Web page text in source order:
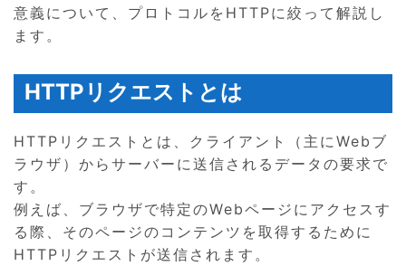
意義について、プロトコルをHTTPに絞って解説し
ます。
HTTPリクエストとは
HTTPリクエストとは、クライアント（主にWebブ
ラウザ）からサーバーに送信されるデータの要求で
す。
例えば、ブラウザで特定のWebページにアクセスす
る際、そのページのコンテンツを取得するために
HTTPリクエストが送信されます。